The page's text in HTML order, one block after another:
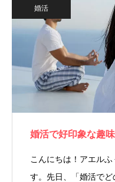
婚活
婚活で好印象な趣
こんにちは！アエル
す。先日、「婚活で